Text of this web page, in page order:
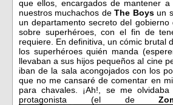
que ellos, encargados de mantener
nuestros muchachos deThe Boysun
un departamento secreto del
sobre superhéroes, con el fin de
requiere. En definitiva, un cómic brutal
los superhéroes quién manda
llevaban a sus hijos pequeños al cine
iban de la sala acongojados con los
que no me cansaré de comentar en
para chavales. ¡Ah!, se me
protagonista (el de